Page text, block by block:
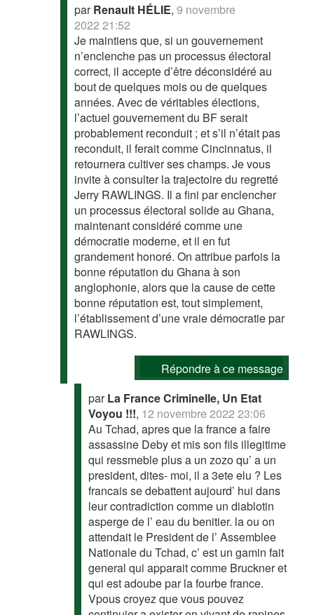
parRenault HÉLIE,9 novembre
2022 21:52
Je maintiens que, si un gouvernement
n’enclenche pas un processus électoral
correct, il accepte d’être déconsidéré au
bout de quelques mois ou de quelques
années. Avec de véritables élections,
l’actuel gouvernement du BF serait
probablement reconduit ; et s’il n’était pas
reconduit, il ferait comme Cincinnatus, il
retournera cultiver ses champs. Je vous
invite à consulter la trajectoire du regretté
Jerry RAWLINGS. Il a fini par enclencher
un processus électoral solide au Ghana,
maintenant considéré comme une
démocratie moderne, et il en fut
grandement honoré. On attribue parfois la
bonne réputation du Ghana à son
anglophonie, alors que la cause de cette
bonne réputation est, tout simplement,
l’établissement d’une vraie démocratie par
RAWLINGS.
Répondre à ce message
parLa France Criminelle, Un Etat
Voyou !!!, 12 novembre 2022 23:06
Au Tchad, apres que la france a faire
assassine Deby et mis son fils illegitime
qui ressmeble plus a un zozo qu’ a un
president, dites- moi, il a 3ete elu ? Les
francais se debattent aujourd’ hui dans
leur contradiction comme un diablotin
asperge de l’ eau du benitier. la ou on
attendait le President de l’ Assemblee
Nationale du Tchad, c’ est un gamin fait
general qui apparait comme Bruckner et
qui est adoube par la fourbe france.
Vpous croyez que vous pouvez